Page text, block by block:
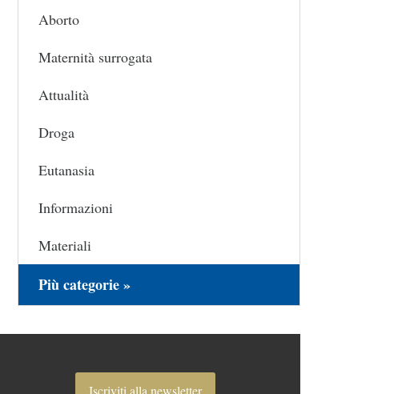
Aborto
Maternità surrogata
Attualità
Droga
Eutanasia
Informazioni
Materiali
Più categorie »
Iscriviti alla newsletter